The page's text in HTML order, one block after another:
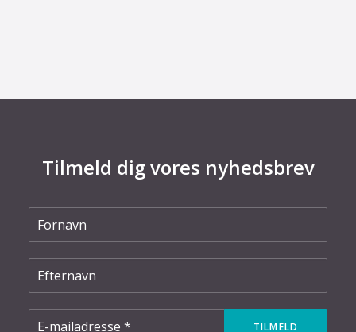
Tilmeld dig vores nyhedsbrev